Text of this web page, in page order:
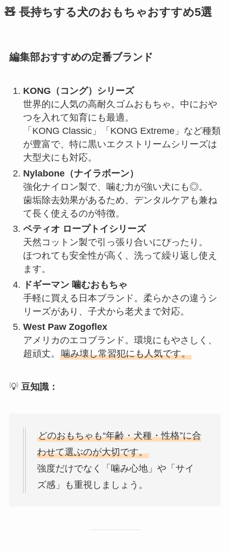
🧸 長持ちする犬のおもちゃおすすめ5選
編集部おすすめの定番ブランド
KONG（コング）シリーズ
世界的に人気の高耐久ゴムおもちゃ。中におや
つを入れて知育にも最適。
「KONG Classic」「KONG Extreme」など種類
が豊富で、特に黒いエクストリームシリーズは
大型犬にも対応。
Nylabone（ナイラボーン）
強化ナイロン製で、噛む力が強い犬にも◎。
歯垢除去効果があるため、デンタルケアも兼ね
て長く使えるのが特徴。
ペティオ ロープトイシリーズ
天然コットン製で引っ張り合いにぴったり。
ほつれても安全性が高く、洗って繰り返し使え
ます。
ドギーマン 噛むおもちゃ
手軽に買える日本ブランド。柔らかさの違うシ
リーズがあり、子犬から老犬まで対応。
West Paw Zogoflex
アメリカのエコブランド。環境にもやさしく、
超頑丈。 噛み壊し常習犯にも人気です。
💡 豆知識：
どのおもちゃも“年齢・犬種・性格”に合
わせて選ぶのが大切です。
強度だけでなく「噛み心地」や「サイ
ズ感」も重視しましょう。